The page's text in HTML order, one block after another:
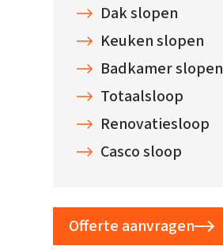
Dak slopen
Keuken slopen
Badkamer slopen
Totaalsloop
Renovatiesloop
Casco sloop
Offerte aanvragen